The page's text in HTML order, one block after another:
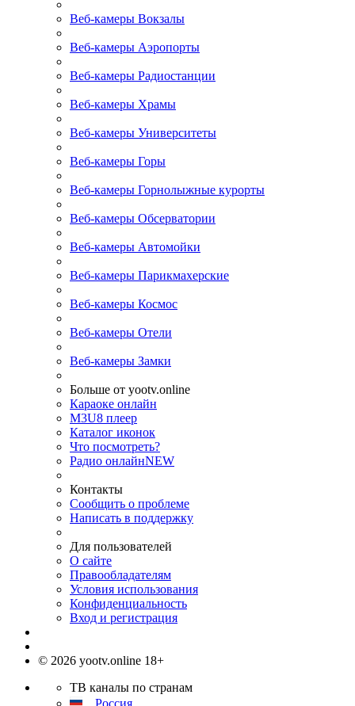
Веб-камеры Вокзалы
Веб-камеры Аэропорты
Веб-камеры Радиостанции
Веб-камеры Храмы
Веб-камеры Университеты
Веб-камеры Горы
Веб-камеры Горнолыжные курорты
Веб-камеры Обсерватории
Веб-камеры Автомойки
Веб-камеры Парикмахерские
Веб-камеры Космос
Веб-камеры Отели
Веб-камеры Замки
Больше от yootv.online
Караоке онлайн
M3U8 плеер
Каталог иконок
Что посмотреть?
Радио онлайнNEW
Контакты
Сообщить о проблеме
Написать в поддержку
Для пользователей
О сайте
Правообладателям
Условия использования
Конфиденциальность
Вход и регистрация
© 2026 yootv.online 18+
ТВ каналы по странам
Россия